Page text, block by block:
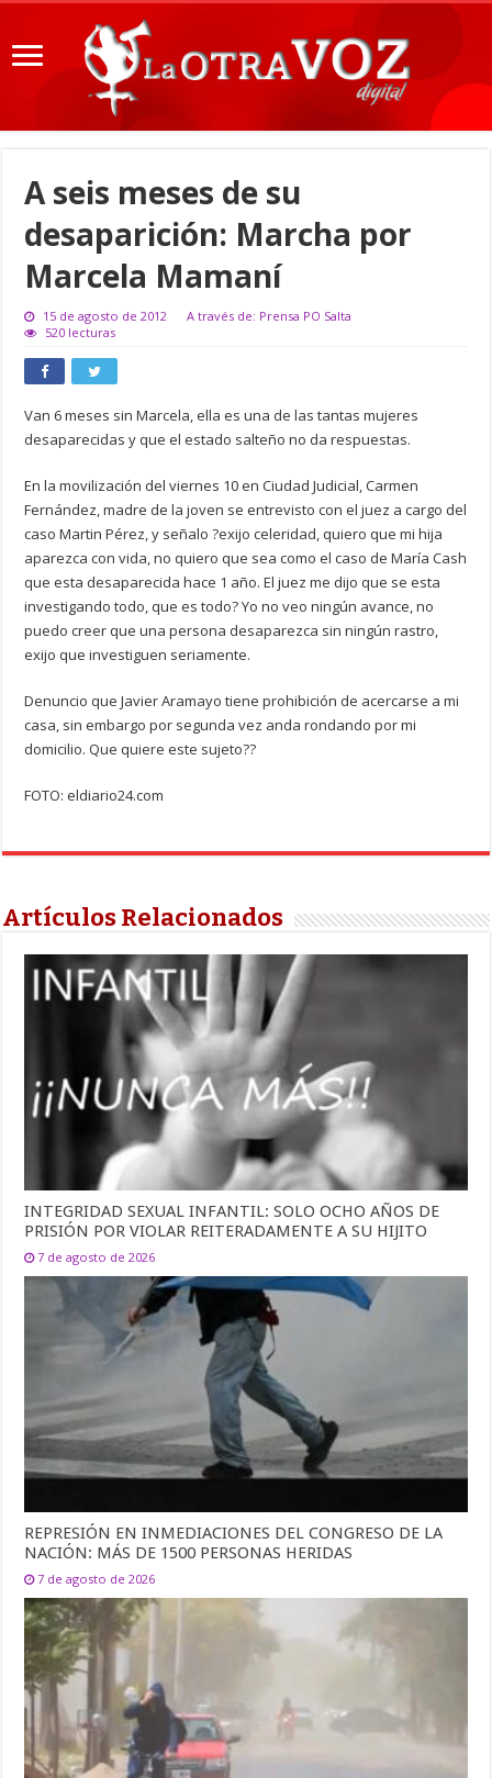
A seis meses de su
desaparición: Marcha por
Marcela Mamaní
15 de agosto de 2012
A través de: Prensa PO Salta
520 lecturas
Van 6 meses sin Marcela, ella es una de las tantas mujeres
desaparecidas y que el estado salteño no da respuestas.
En la movilización del viernes 10 en Ciudad Judicial, Carmen
Fernández, madre de la joven se entrevisto con el juez a cargo del
caso Martin Pérez, y señalo ?exijo celeridad, quiero que mi hija
aparezca con vida, no quiero que sea como el caso de María Cash
que esta desaparecida hace 1 año. El juez me dijo que se esta
investigando todo, que es todo? Yo no veo ningún avance, no
puedo creer que una persona desaparezca sin ningún rastro,
exijo que investiguen seriamente.
Denuncio que Javier Aramayo tiene prohibición de acercarse a mi
casa, sin embargo por segunda vez anda rondando por mi
domicilio. Que quiere este sujeto??
FOTO: eldiario24.com
Artículos Relacionados
INTEGRIDAD SEXUAL INFANTIL: SOLO OCHO AÑOS DE
PRISIÓN POR VIOLAR REITERADAMENTE A SU HIJITO
7 de agosto de 2026
REPRESIÓN EN INMEDIACIONES DEL CONGRESO DE LA
NACIÓN: MÁS DE 1500 PERSONAS HERIDAS
7 de agosto de 2026